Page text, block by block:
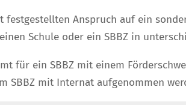
Anspruch auf ein
Schule oder ein SBBZ in
für ein SBBZ mit einem
SBBZ mit Internat aufgenommen